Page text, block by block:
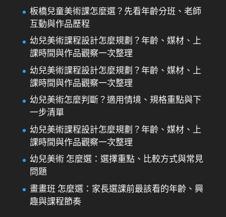
板橋兒童美術課怎麼選？先看年齡分班、老師
互動與作品歷程
幼兒美術課程設計怎麼規劃？年齡、媒材、上
課時間與作品觀察一次整理
幼兒美術課程設計怎麼規劃？年齡、媒材、上
課時間與作品觀察一次整理
幼兒美術怎麼判斷？適用情境、規格重點與下
一步清單
幼兒美術課程設計怎麼規劃？年齡、媒材、上
課時間與作品觀察一次整理
幼兒美術 怎麼選：選擇重點、比較方式與常見
問題
畫畫班 怎麼選：家長選課前最該看的年齡、興
趣與課程節奏